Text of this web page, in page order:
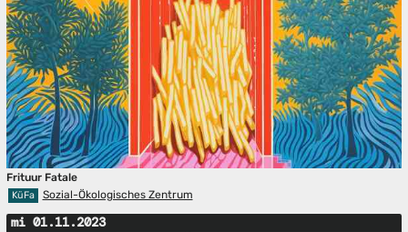
Frituur Fatale
KüFa Sozial-Ökologisches Zentrum
mi 01.11.2023